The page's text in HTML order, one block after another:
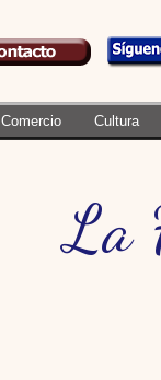
Comercio Cultura
La